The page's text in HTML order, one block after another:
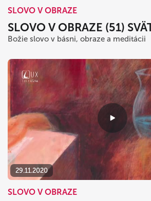
SLOVO V OBRAZE
SLOVO V OBRAZE (51)
Božie slovo v básni, obraze a meditácii
29.11.2020
SLOVO V OBRAZE